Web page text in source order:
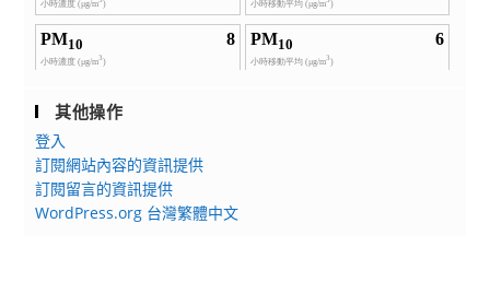
其他操作
登入
訂閱網站內容的資訊提供
訂閱留言的資訊提供
WordPress.org 台灣繁體中文